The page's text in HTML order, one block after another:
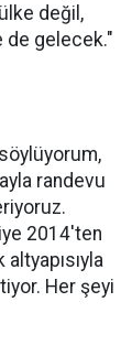
değil,
de gelecek."
randevu
2014'ten
altyapısıyla
Her şeyi